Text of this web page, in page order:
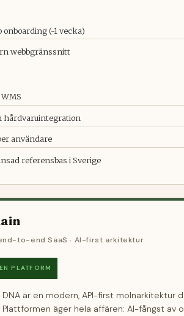
onboarding (~1 vecka)
webbgränssnitt
hårdvaruintegration
användare
referensbas i Sverige
to-end SaaS · AI-first arkitektur
PLATFORM
DNA är en modern, API-first
äger hela affären: AI-fångst